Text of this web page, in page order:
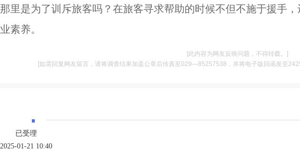
那里是为了训斥旅客吗？在旅客寻求帮助的时候不但不施于援手
业素养。
[此内容为网友反映问题，不得转载。]
[如需回复网友留言，请将调查结果加盖公章后传真至029—85257538，并将电子版回函发至
·
已受理
2025-01-21 10:40